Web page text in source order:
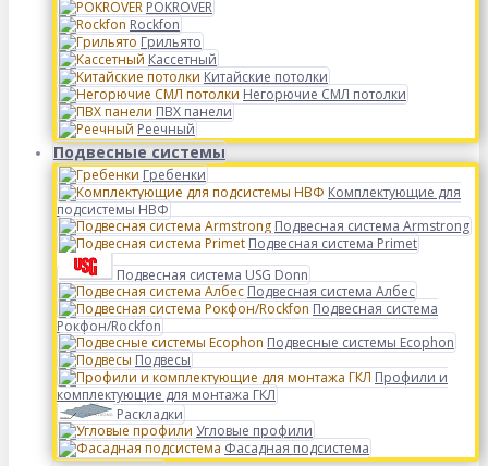
POKROVER
Rockfon
Грильято
Кассетный
Китайские потолки
Негорючие СМЛ потолки
ПВХ панели
Реечный
Подвесные системы
Гребенки
Комплектующие для
подсистемы НВФ
Подвесная система Armstrong
Подвесная система Primet
Подвесная система USG Donn
Подвесная система Албес
Подвесная система
Рокфон/Rockfon
Подвесные системы Ecophon
Подвесы
Профили и
комплектующие для монтажа ГКЛ
Раскладки
Угловые профили
Фасадная подсистема